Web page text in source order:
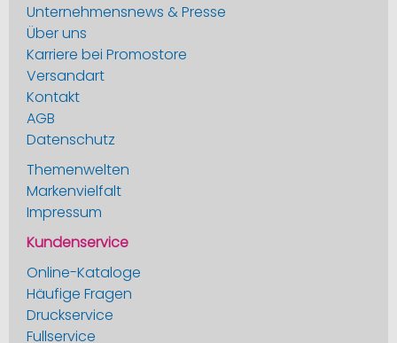
Unternehmensnews & Presse
Über uns
Karriere bei Promostore
Versandart
Kontakt
AGB
Datenschutz
Themenwelten
Markenvielfalt
Impressum
Kundenservice
Online-Kataloge
Häufige Fragen
Druckservice
Fullservice